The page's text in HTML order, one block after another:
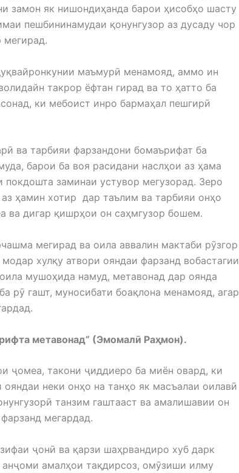
замон як нишондиҳанда барои ҳисобҳо шасту
пешбининамудаи қонунгузор аз дусаду чор
маъмурӣ менамояд, аммо ин
такрор ёфтан гирад ва то ҳатто ба
ки мебоист инро бармаҳал пешгирӣ
ва тарбияи фарзандони бомаърифат ба
барои ба воя расидани наслҳои аз ҳама
заминаи устувор мегузорад. Зеро
ҳамин хотир дар таълим ва тарбияи онҳо
ва дигар қишрҳои он саҳмгузор бошем.
мегирад ва оила аввалин мактаби рӯзгор
хулқу атвори ояндаи фарзанд вобастагии
мушоҳида намуд, метавонад дар оянда
рӯ гашт, муносибати боақлона менамояд, агар
метавонад” (Эмомалӣ Раҳмон).
ҷомеа, такони ҷиддиеро ба миён овард, ки
неки онҳо на танҳо як масъалаи оилавӣ
танзим гаштааст ва амалишавии он
мегардад.
ҷонӣ ва қарзи шаҳрвандиро хуб дарк
амалҳои тақдирсоз, омӯзиши илму